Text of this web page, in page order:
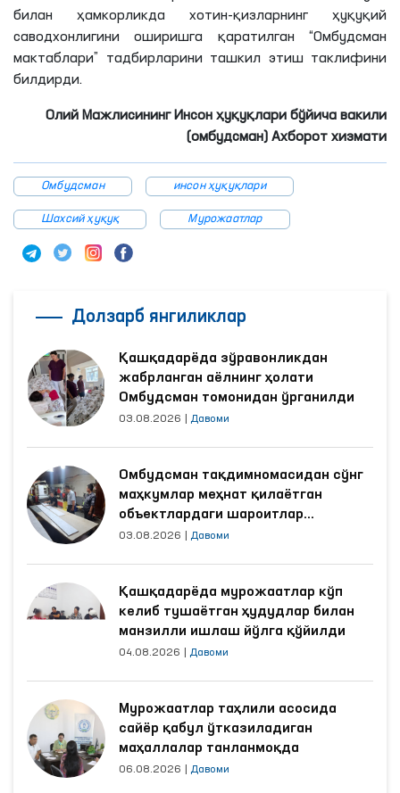
билан ҳамкорликда хотин-қизларнинг ҳуқуқий
саводхонлигини оширишга қаратилган “Омбудсман
мактаблари” тадбирларини ташкил этиш таклифини
билдирди.
Олий Мажлисининг Инсон ҳуқуқлари бўйича вакили
(омбудсман) Ахборот хизмати
Омбудсман инсон ҳуқуқлари
Шахсий ҳуқуқ Мурожаатлар
Долзарб янгиликлар
Қашқадарёда зўравонликдан
жабрланган аёлнинг ҳолати
Омбудсман томонидан ўрганилди
03.08.2026 Давоми
Омбудсман тақдимномасидан сўнг
маҳкумлар меҳнат қилаётган
объектлардаги шароитлар
яхшиланди
03.08.2026 Давоми
Қашқадарёда мурожаатлар кўп
келиб тушаётган ҳудудлар билан
манзилли ишлаш йўлга қўйилди
04.08.2026 Давоми
Мурожаатлар таҳлили асосида
сайёр қабул ўтказиладиган
маҳаллалар танланмоқда
06.08.2026 Давоми